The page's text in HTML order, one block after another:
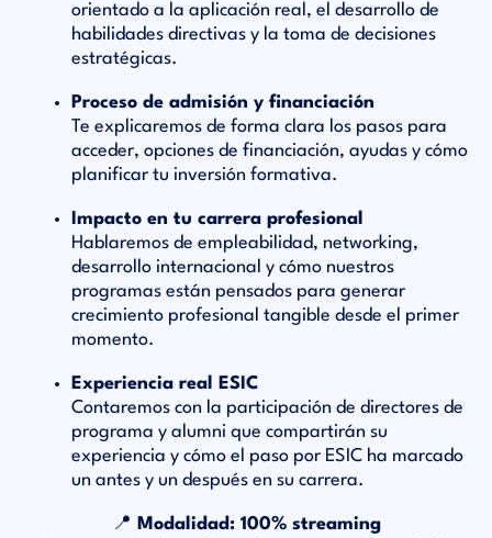
orientado a la aplicación real, el desarrollo de
habilidades directivas y la toma de decisiones
estratégicas.
Proceso de admisión y financiación
Te explicaremos de forma clara los pasos para
acceder, opciones de financiación, ayudas y cómo
planificar tu inversión formativa.
Impacto en tu carrera profesional
Hablaremos de empleabilidad, networking,
desarrollo internacional y cómo nuestros
programas están pensados para generar
crecimiento profesional tangible desde el primer
momento.
Experiencia real ESIC
Contaremos con la participación de directores de
programa y alumni que compartirán su
experiencia y cómo el paso por ESIC ha marcado
un antes y un después en su carrera.
📍 Modalidad: 100% streaming